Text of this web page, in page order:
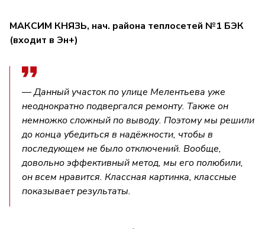
МАКСИМ КНЯЗЬ, нач. района теплосетей №1 БЭК
(входит в Эн+)
— Данный участок по улице Мелентьева уже
неоднократно подвергался ремонту. Также он
немножко сложный по выводу. Поэтому мы решили
до конца убедиться в надёжности, чтобы в
последующем не было отключений. Вообще,
довольно эффективный метод, мы его полюбили,
он всем нравится. Классная картинка, классные
показывает результаты.